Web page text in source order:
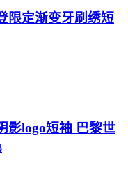
限定渐变牙刷绣短
影logo短袖 巴黎世